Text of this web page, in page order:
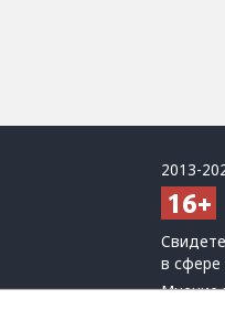
2013-
в сфере
Мнение